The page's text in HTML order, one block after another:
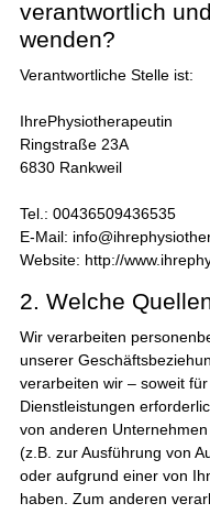
verantwortlich
wenden?
Verantwortliche Stelle ist:
IhrePhysiotherapeutin
Ringstraße 23A
6830 Rankweil
Tel.: 00436509436535
E-Mail:
Website: http://
2. Welche
Wir verarbeiten
unserer
verarbeiten wir – soweit
Dienstleistungen
von anderen
(z.B. zur Ausführung von
oder aufgrund einer von
haben. Zum anderen